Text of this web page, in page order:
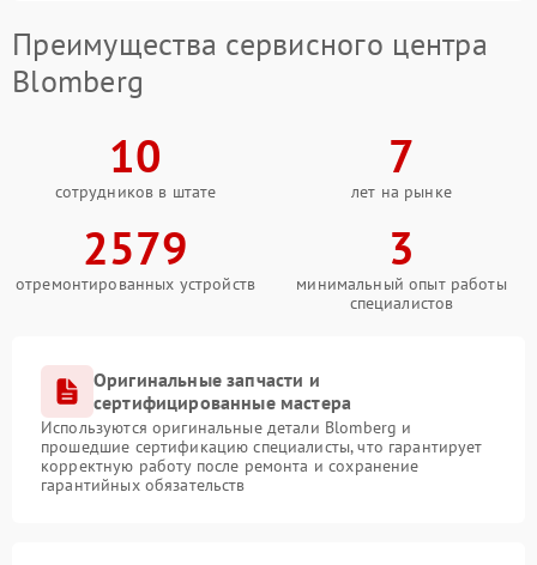
Преимущества сервисного центра
Blomberg
10
сотрудников в штате
7
лет на рынке
2579
отремонтированных устройств
3
минимальный опыт работы
специалистов
Оригинальные запчасти и
сертифицированные мастера
Используются оригинальные детали Blomberg и
прошедшие сертификацию специалисты, что гарантирует
корректную работу после ремонта и сохранение
гарантийных обязательств